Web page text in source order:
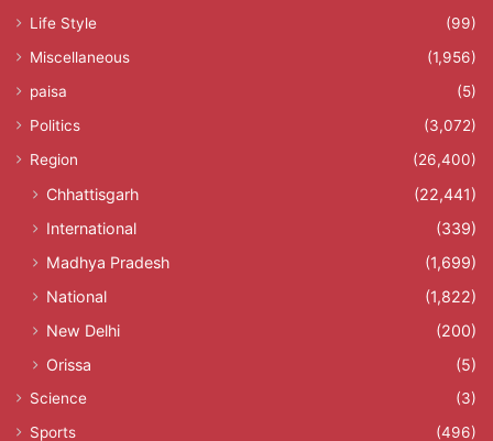
Life Style
(99)
Miscellaneous
(1,956)
paisa
(5)
Politics
(3,072)
Region
(26,400)
Chhattisgarh
(22,441)
International
(339)
Madhya Pradesh
(1,699)
National
(1,822)
New Delhi
(200)
Orissa
(5)
Science
(3)
Sports
(496)